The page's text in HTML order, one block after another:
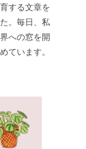
する文章を
。毎日、私
への窓を開
ています。